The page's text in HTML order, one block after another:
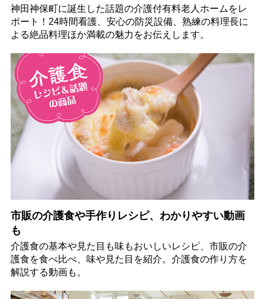
神田神保町に誕生した話題の介護付有料老人ホームをレ
ポート！24時間看護、安心の防災設備、熟練の料理長に
よる絶品料理ほか満載の魅力をお伝えします。
市販の介護食や手作りレシピ、わかりやすい動画
も
介護食の基本や見た目も味もおいしいレシピ、市販の介
護食を食べ比べ、味や見た目を紹介。介護食の作り方を
解説する動画も。